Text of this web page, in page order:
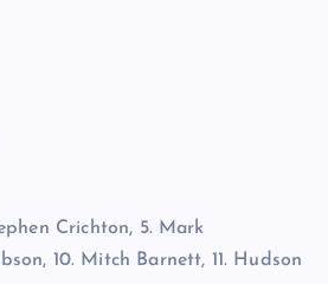
Crichton, 5. Mark
10. Mitch Barnett, 11. Hudson